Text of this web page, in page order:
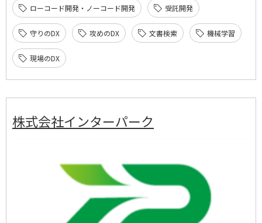
ローコード開発・ノーコード開発 受託開発
守りのDX 攻めのDX 文書検索 機械学習
現場のDX
株式会社インターパーク